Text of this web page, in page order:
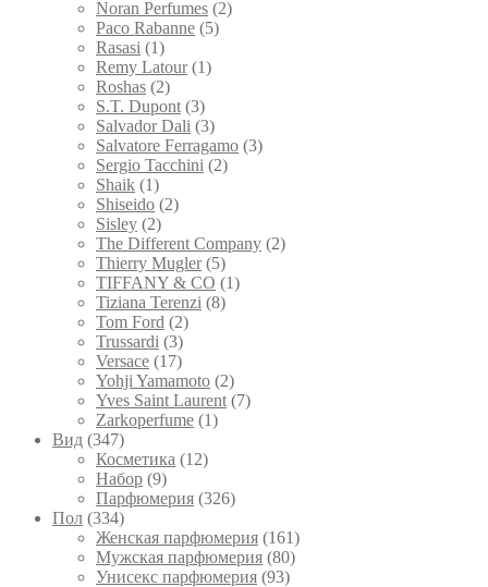
Noran Perfumes (2)
Paco Rabanne (5)
Rasasi (1)
Remy Latour (1)
Roshas (2)
S.T. Dupont (3)
Salvador Dali (3)
Salvatore Ferragamo (3)
Sergio Tacchini (2)
Shaik (1)
Shiseido (2)
Sisley (2)
The Different Company (2)
Thierry Mugler (5)
TIFFANY & CO (1)
Tiziana Terenzi (8)
Tom Ford (2)
Trussardi (3)
Versace (17)
Yohji Yamamoto (2)
Yves Saint Laurent (7)
Zarkoperfume (1)
Вид (347)
Косметика (12)
Набор (9)
Парфюмерия (326)
Пол (334)
Женская парфюмерия (161)
Мужская парфюмерия (80)
Унисекс парфюмерия (93)